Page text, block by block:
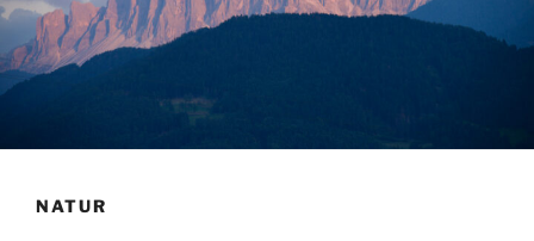
NATUR